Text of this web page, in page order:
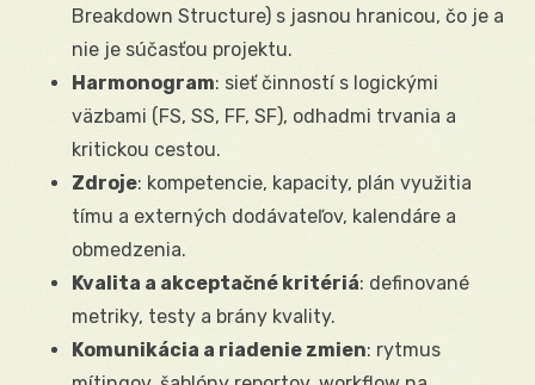
Breakdown Structure) s jasnou hranicou, čo je a
nie je súčasťou projektu.
Harmonogram: sieť činností s logickými
väzbami (FS, SS, FF, SF), odhadmi trvania a
kritickou cestou.
Zdroje: kompetencie, kapacity, plán využitia
tímu a externých dodávateľov, kalendáre a
obmedzenia.
Kvalita a akceptačné kritériá: definované
metriky, testy a brány kvality.
Komunikácia a riadenie zmien: rytmus